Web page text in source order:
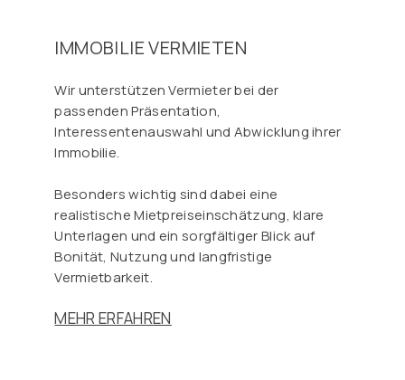
IMMOBILIE VERMIETEN
Wir unterstützen Vermieter bei der
passenden Präsentation,
Interessentenauswahl und Abwicklung ihrer
Immobilie.
Besonders wichtig sind dabei eine
realistische Mietpreiseinschätzung, klare
Unterlagen und ein sorgfältiger Blick auf
Bonität, Nutzung und langfristige
Vermietbarkeit.
MEHR ERFAHREN